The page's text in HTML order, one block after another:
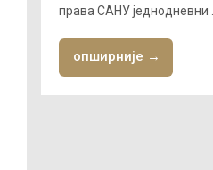
права САНУ једнодневни ...
опширније →